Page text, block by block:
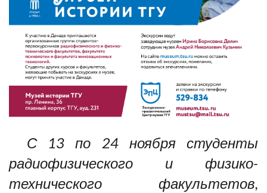
С 13 по 24 ноября студенты
радиофизического и физико-
технического факультетов,